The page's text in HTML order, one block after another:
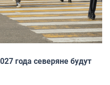
года северяне будут